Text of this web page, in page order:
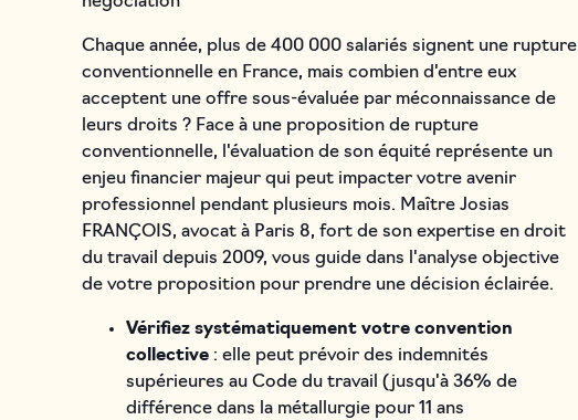
Chaque année, plus de 400 000 salariés signent une rupture
conventionnelle en France, mais combien d'entre eux
acceptent une offre sous-évaluée par méconnaissance de
leurs droits ? Face à une proposition de rupture
conventionnelle, l'évaluation de son équité représente un
enjeu financier majeur qui peut impacter votre avenir
professionnel pendant plusieurs mois. Maître Josias
FRANÇOIS, avocat à Paris 8, fort de son expertise en droit
du travail depuis 2009, vous guide dans l'analyse objective
de votre proposition pour prendre une décision éclairée.
Vérifiez systématiquement votre convention
collective : elle peut prévoir des indemnités
supérieures au Code du travail (jusqu'à 36% de
différence dans la métallurgie pour 11 ans